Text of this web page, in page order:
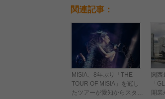
関連記事：
MISIA、8年ぶり「THE
TOUR OF MISIA」を冠し
たツアーが愛知からスター
関
「
開